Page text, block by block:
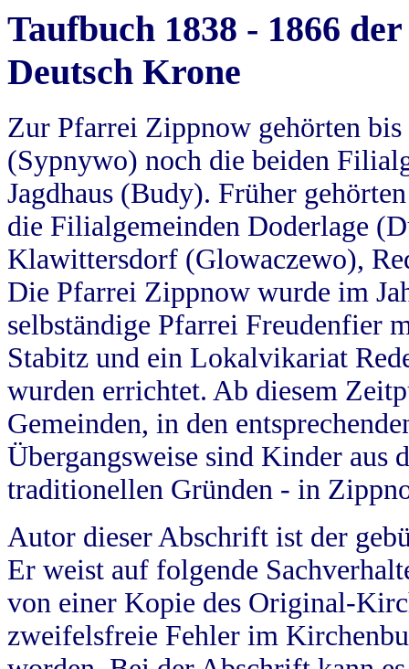
Taufbuch 1838 - 1866
Deutsch Krone
Zur Pfarrei Zippnow gehörten
(Sypnywo) noch die beiden
Jagdhaus (Budy). Früher
die Filialgemeinden Doderlage
Klawittersdorf (Glowaczewo),
Die Pfarrei Zippnow wurde im
selbständige Pfarrei Freudenfier
Stabitz und ein Lokalvikariat
wurden errichtet. Ab diesem
Gemeinden, in den
Übergangsweise sind Kinder aus
traditionellen Gründen - in
Autor dieser Abschrift ist der
Er weist auf folgende
von einer Kopie des Original-
zweifelsfreie Fehler im